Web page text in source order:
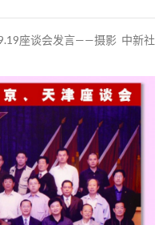
座谈会发言——摄影 中新社